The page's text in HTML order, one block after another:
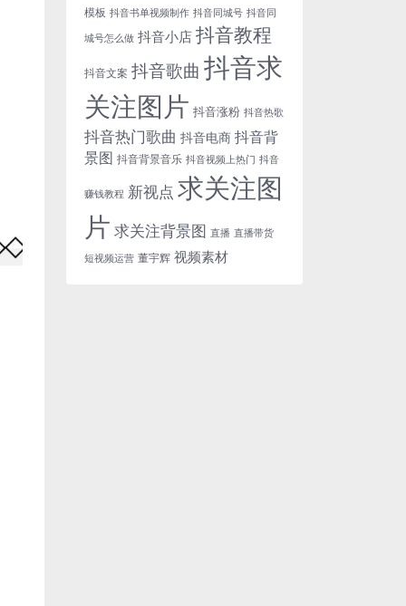
模板 抖音书单视频制作 抖音同城号 抖音同
城号怎么做 抖音小店 抖音教程
抖音文案 抖音歌曲 抖音求
关注图片 抖音涨粉 抖音热歌
抖音热门歌曲 抖音电商 抖音背
景图 抖音背景音乐 抖音视频上热门 抖音
赚钱教程 新视点 求关注图
片 求关注背景图 直播 直播带货
短视频运营 董宇辉 视频素材